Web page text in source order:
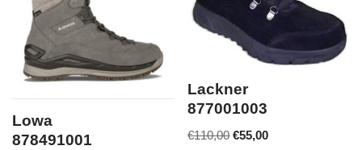
Lowa
878491001
Lackner
877001003
€110,00 €55,00